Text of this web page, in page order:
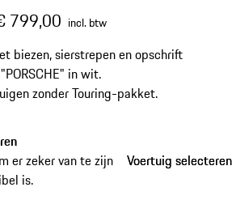
799,00 incl. btw
biezen, sierstrepen en opschrift
"PORSCHE" in wit.
zonder Touring-pakket.
er zeker van te zijn
is.
Voertuig selecteren
Voertuig selecteren